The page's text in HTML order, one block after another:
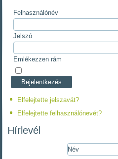
Felhasználónév
Jelszó
Emlékezzen rám
Elfelejtette jelszavát?
Elfelejtette felhasználónevét?
Hírlevél